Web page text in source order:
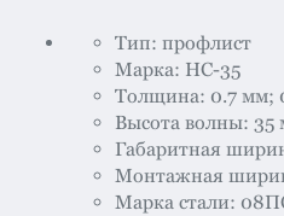
Тип: профлист
Марка: НС-35
Толщина: 0.7 мм;
Высота волны: 35
Габаритная
Монтажная
Марка стали: